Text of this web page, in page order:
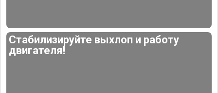
Стабилизируйте выхлоп и работу
двигателя!